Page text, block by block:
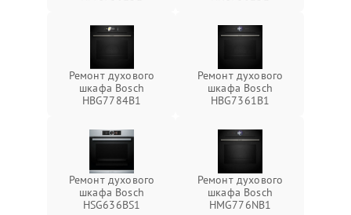
Ремонт духового
шкафа Bosch
HBG7784B1
Ремонт духового
шкафа Bosch
HBG7361B1
Ремонт духового
шкафа Bosch
HSG636BS1
Ремонт духового
шкафа Bosch
HMG776NB1